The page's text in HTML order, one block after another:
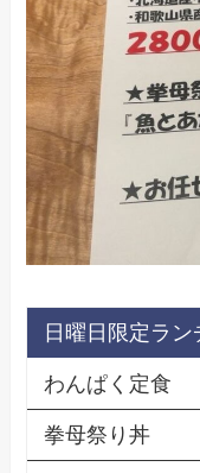
日曜日限定 ラン
わんぱく定食
拳母祭り丼